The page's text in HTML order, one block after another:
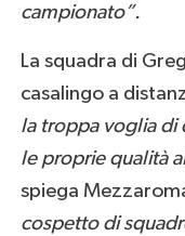
campionato”.
La squadra di
casalingo a
la troppa voglia di
le proprie qualità
spiega
cospetto di